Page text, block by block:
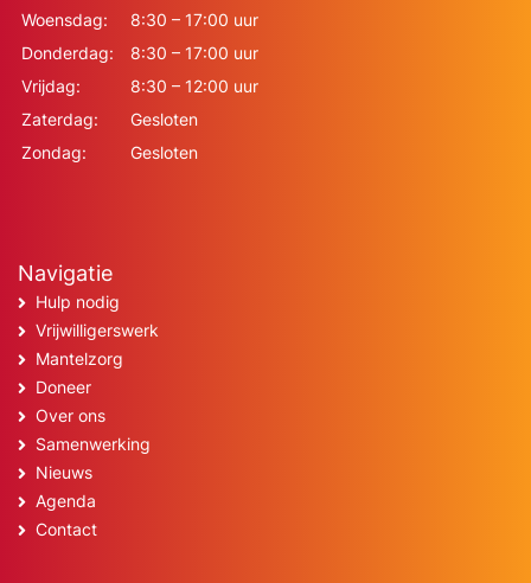
Woensdag:
8:30 – 17:00 uur
Donderdag:
8:30 – 17:00 uur
Vrijdag:
8:30 – 12:00 uur
Zaterdag:
Gesloten
Zondag:
Gesloten
Navigatie
Hulp nodig
Vrijwilligerswerk
Mantelzorg
Doneer
Over ons
Samenwerking
Nieuws
Agenda
Contact